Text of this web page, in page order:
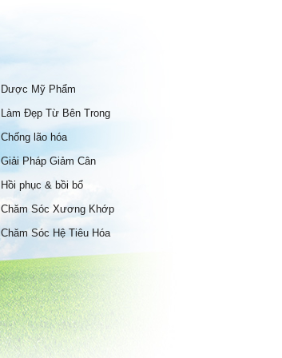
Dược Mỹ Phẩm
Làm Đẹp Từ Bên Trong
Chống lão hóa
Giải Pháp Giảm Cân
Hồi phục & bồi bổ
Chăm Sóc Xương Khớp
Chăm Sóc Hệ Tiêu Hóa